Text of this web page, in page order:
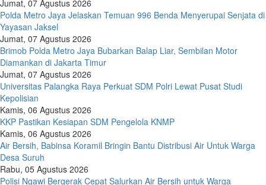
Jumat, 07 Agustus 2026
Polda Metro Jaya Jelaskan Temuan 996 Benda Menyerupai Senjata di
Yayasan Jaksel
Jumat, 07 Agustus 2026
Brimob Polda Metro Jaya Bubarkan Balap Liar, Sembilan Motor
Diamankan di Jakarta Timur
Jumat, 07 Agustus 2026
Universitas Palangka Raya Perkuat SDM Polri Lewat Pusat Studi
Kepolisian
Kamis, 06 Agustus 2026
KKP Pastikan Kesiapan SDM Pengelola KNMP
Kamis, 06 Agustus 2026
Air Bersih, Babinsa Koramil Bringin Bantu Distribusi Air Untuk Warga
Desa Suruh
Rabu, 05 Agustus 2026
Polisi Ngawi Bergerak Cepat Salurkan Air Bersih untuk Warga